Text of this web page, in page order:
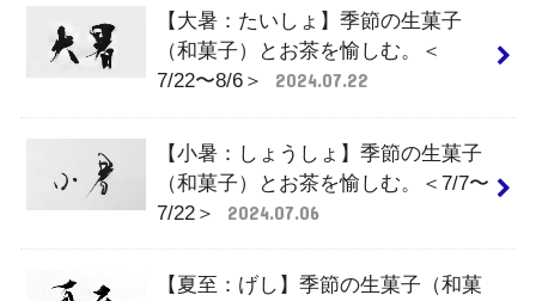
【大暑：たいしょ】季節の生菓子
（和菓子）とお茶を愉しむ。＜
7/22〜8/6＞
2024.07.22
【小暑：しょうしょ】季節の生菓子
（和菓子）とお茶を愉しむ。＜7/7〜
7/22＞
2024.07.06
【夏至：げし】季節の生菓子（和菓